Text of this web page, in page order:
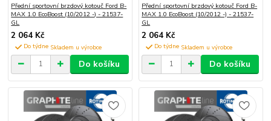
Přední sportovní brzdový kotouč Ford B-
MAX 1.0 EcoBoost (10/2012 -) - 21537-
GL
2 064 Kč
Do týdne
Do košíku
Přední sportovní brzdový kotouč Ford B-
MAX 1.0 EcoBoost (10/2012 -) - 21537-
GL
2 064 Kč
Do týdne
Do košíku